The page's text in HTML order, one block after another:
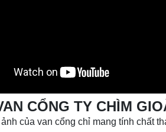
CỔNG TY CHÌM
của van cổng chỉ mang tính chất